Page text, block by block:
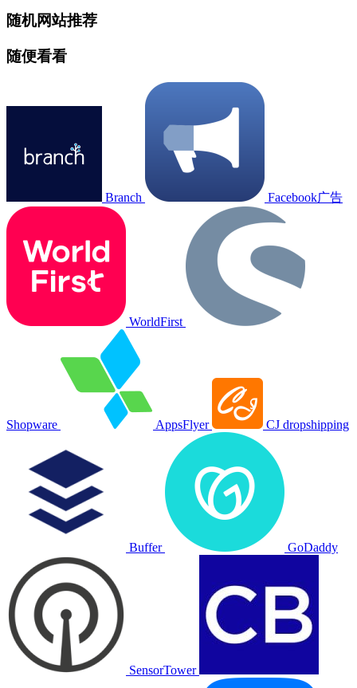
随机网站推荐
随便看看
Branch Facebook广告
WorldFirst
Shopware AppsFlyer CJ dropshipping
Buffer GoDaddy
SensorTower